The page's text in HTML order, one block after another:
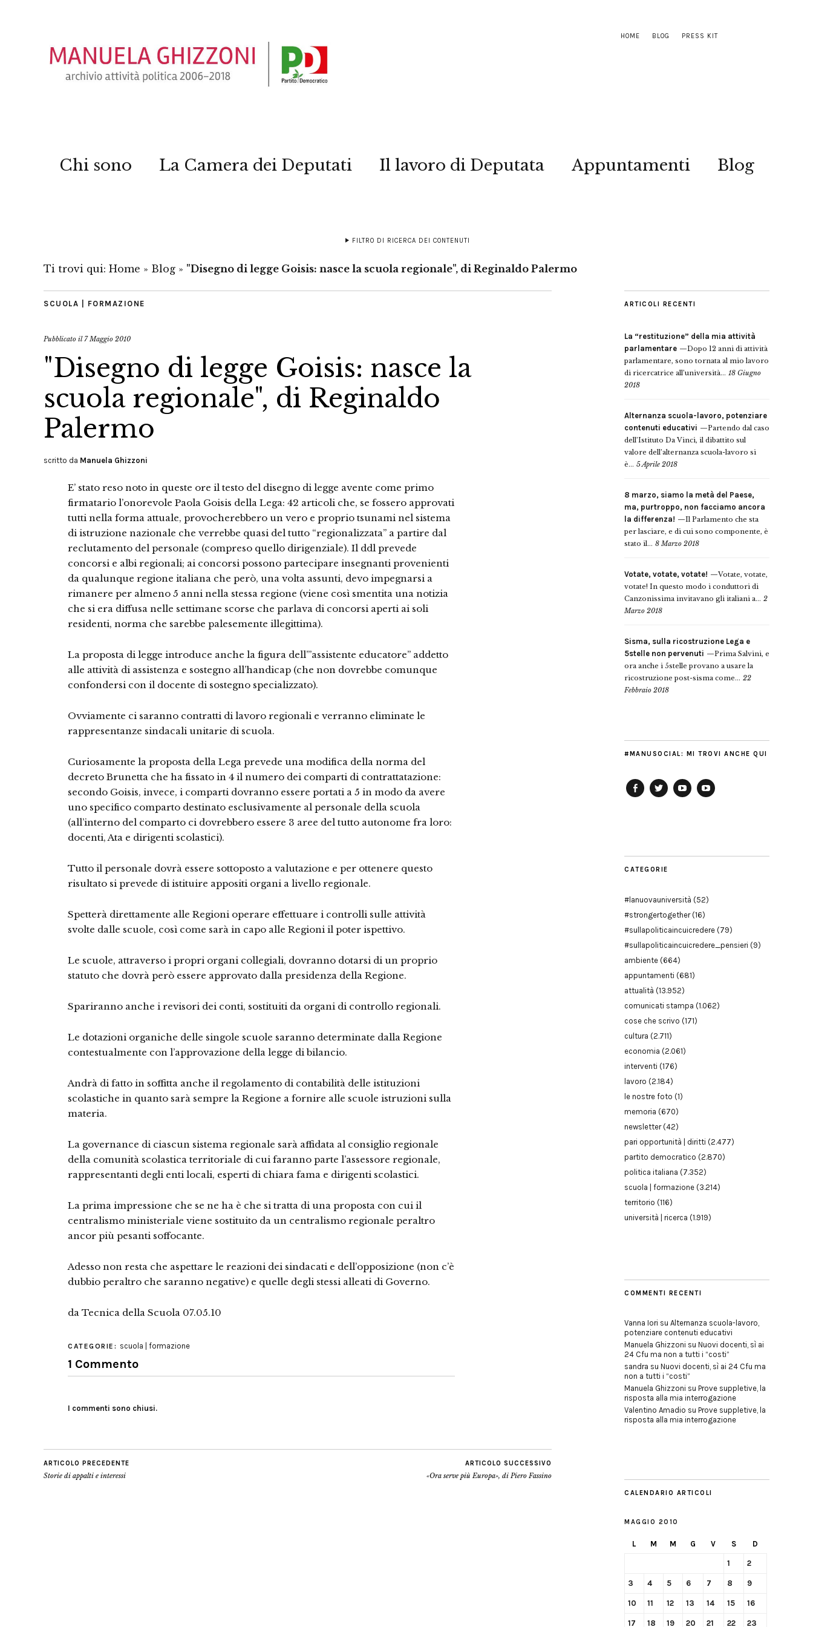
HOME BLOG PRESS KIT
Chi sono La Camera dei Deputati Il lavoro di Deputata Appuntamenti Blog
FILTRO DI RICERCA DEI CONTENUTI
Ti trovi qui: Home » Blog » "Disegno di legge Goisis: nasce la scuola regionale", di Reginaldo Palermo
SCUOLA | FORMAZIONE
Pubblicato il7 Maggio 2010
"Disegno di legge Goisis: nasce la
scuola regionale", di Reginaldo
Palermo
scritto da Manuela Ghizzoni
E’ stato reso noto in queste ore il testo del disegno di legge avente come primo
firmatario l’onorevole Paola Goisis della Lega: 42 articoli che, se fossero approvati
tutti nella forma attuale, provocherebbero un vero e proprio tsunami nel sistema
di istruzione nazionale che verrebbe quasi del tutto “regionalizzata” a partire dal
reclutamento del personale (compreso quello dirigenziale). Il ddl prevede
concorsi e albi regionali; ai concorsi possono partecipare insegnanti provenienti
da qualunque regione italiana che però, una volta assunti, devo impegnarsi a
rimanere per almeno 5 anni nella stessa regione (viene così smentita una notizia
che si era diffusa nelle settimane scorse che parlava di concorsi aperti ai soli
residenti, norma che sarebbe palesemente illegittima).
La proposta di legge introduce anche la figura dell’”assistente educatore” addetto
alle attività di assistenza e sostegno all’handicap (che non dovrebbe comunque
confondersi con il docente di sostegno specializzato).
Ovviamente ci saranno contratti di lavoro regionali e verranno eliminate le
rappresentanze sindacali unitarie di scuola.
Curiosamente la proposta della Lega prevede una modifica della norma del
decreto Brunetta che ha fissato in 4 il numero dei comparti di contrattatazione:
secondo Goisis, invece, i comparti dovranno essere portati a 5 in modo da avere
uno specifico comparto destinato esclusivamente al personale della scuola
(all’interno del comparto ci dovrebbero essere 3 aree del tutto autonome fra loro:
docenti, Ata e dirigenti scolastici).
Tutto il personale dovrà essere sottoposto a valutazione e per ottenere questo
risultato si prevede di istituire appositi organi a livello regionale.
Spetterà direttamente alle Regioni operare effettuare i controlli sulle attività
svolte dalle scuole, così come sarà in capo alle Regioni il poter ispettivo.
Le scuole, attraverso i propri organi collegiali, dovranno dotarsi di un proprio
statuto che dovrà però essere approvato dalla presidenza della Regione.
Spariranno anche i revisori dei conti, sostituiti da organi di controllo regionali.
Le dotazioni organiche delle singole scuole saranno determinate dalla Regione
contestualmente con l’approvazione della legge di bilancio.
Andrà di fatto in soffitta anche il regolamento di contabilità delle istituzioni
scolastiche in quanto sarà sempre la Regione a fornire alle scuole istruzioni sulla
materia.
La governance di ciascun sistema regionale sarà affidata al consiglio regionale
della comunità scolastica territoriale di cui faranno parte l’assessore regionale,
rappresentanti degli enti locali, esperti di chiara fama e dirigenti scolastici.
La prima impressione che se ne ha è che si tratta di una proposta con cui il
centralismo ministeriale viene sostituito da un centralismo regionale peraltro
ancor più pesanti soffocante.
Adesso non resta che aspettare le reazioni dei sindacati e dell’opposizione (non c’è
dubbio peraltro che saranno negative) e quelle degli stessi alleati di Governo.
da Tecnica della Scuola 07.05.10
CATEGORIE: scuola | formazione
1 Commento
I commenti sono chiusi.
ARTICOLO PRECEDENTE
Storie di appalti e interessi
ARTICOLO SUCCESSIVO
«Ora serve più Europa», di Piero Fassino
ARTICOLI RECENTI
La “restituzione” della mia attività
parlamentare
Dopo 12 anni di attività
parlamentare, sono tornata al mio lavoro
di ricercatrice all’università... 18 Giugno
2018
Alternanza scuola-lavoro, potenziare
contenuti educativi
Partendo dal caso
dell’Istituto Da Vinci, il dibattito sul
valore dell’alternanza scuola-lavoro si
è... 5 Aprile 2018
8 marzo, siamo la metà del Paese,
ma, purtroppo, non facciamo ancora
la differenza!
Il Parlamento che sta
per lasciare, e di cui sono componente, è
stato il... 8 Marzo 2018
Votate, votate, votate!
Votate, votate,
votate! In questo modo i conduttori di
Canzonissima invitavano gli italiani a... 2
Marzo 2018
Sisma, sulla ricostruzione Lega e
5stelle non pervenuti
Prima Salvini, e
ora anche i 5stelle provano a usare la
ricostruzione post-sisma come... 22
Febbraio 2018
#MANUSOCIAL: MI TROVI ANCHE QUI
CATEGORIE
#lanuovauniversità (52)
#strongertogether(16)
#sullapoliticaincuicredere (79)
#sullapoliticaincuicredere_pensieri (9)
ambiente (664)
appuntamenti (681)
attualità (13.952)
comunicati stampa (1.062)
cose che scrivo (171)
cultura (2.711)
economia (2.061)
interventi (176)
lavoro (2.184)
le nostre foto (1)
memoria (670)
newsletter(42)
pari opportunità | diritti (2.477)
partito democratico (2.870)
politica italiana (7.352)
scuola | formazione (3.214)
territorio (116)
università | ricerca (1.919)
COMMENTI RECENTI
Vanna Iori su Alternanza scuola-lavoro,
potenziare contenuti educativi
Manuela Ghizzoni su Nuovi docenti, sì ai
24 Cfu ma non a tutti i “costi”
sandra su Nuovi docenti, sì ai 24 Cfu ma
non a tutti i “costi”
Manuela Ghizzoni su Prove suppletive, la
risposta alla mia interrogazione
Valentino Amadio su Prove suppletive, la
risposta alla mia interrogazione
CALENDARIO ARTICOLI
MAGGIO 2010
L M M G V S D
1 2
3 4 5 6 7 8 9
10 11 12 13 14 15 16
17 18 19 20 21 22 23